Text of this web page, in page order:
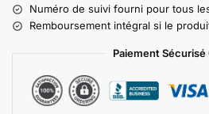
Numéro de suivi fourni pour tous
Remboursement intégral si le
Paiement Sécurisé